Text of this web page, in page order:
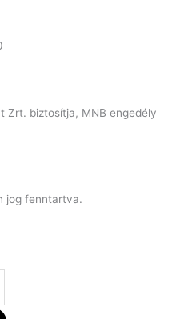
Zrt. biztosítja, MNB engedély
jog fenntartva.